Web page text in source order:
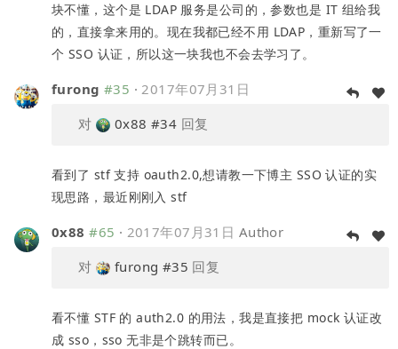
块不懂，这个是 LDAP 服务是公司的，参数也是 IT 组给我
的，直接拿来用的。现在我都已经不用 LDAP，重新写了一
个 SSO 认证，所以这一块我也不会去学习了。
furong #35 ·2017年07月31日
对
0x88 #34 回复
看到了 stf 支持 oauth2.0,想请教一下博主 SSO 认证的实
现思路，最近刚刚入 stf
0x88 #65 · 2017年07月31日 Author
对
furong #35 回复
看不懂 STF 的 auth2.0 的用法，我是直接把 mock 认证改
成 sso，sso 无非是个跳转而已。